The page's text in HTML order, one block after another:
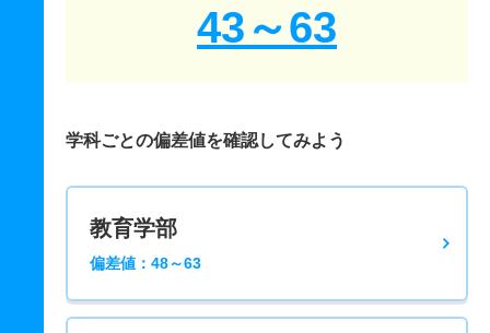
43～63
学科ごとの偏差値を確認してみよう
教育学部
偏差値：48～63